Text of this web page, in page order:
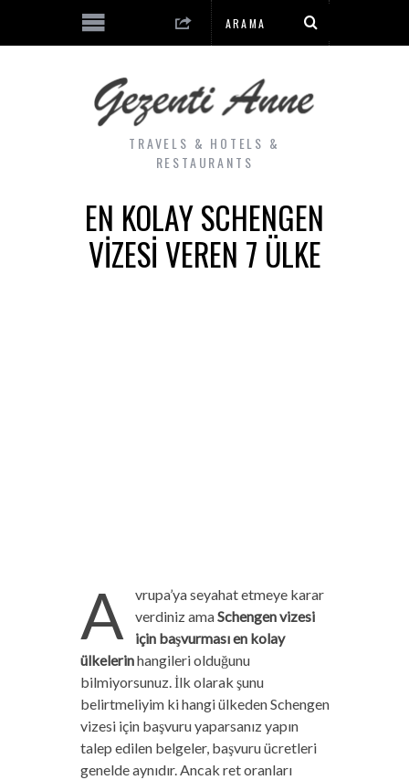
TRAVELS & HOTELS &
RESTAURANTS
EN KOLAY SCHENGEN
VIZESI VEREN 7 ÜLKE
A
vrupa’ya seyahat etmeye karar
verdiniz amaSchengen vizesi
için başvurması en kolay
ülkelerinhangileri olduğunu
bilmiyorsunuz. İlk olarak şunu
belirtmeliyim ki hangi ülkeden Schengen
vizesi için başvuru yaparsanız yapın
talep edilen belgeler, başvuru ücretleri
genelde aynıdır. Ancak ret oranları